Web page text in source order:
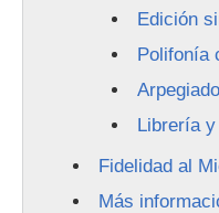
Edición
Polifonía
Librería
Fidelidad al
Más